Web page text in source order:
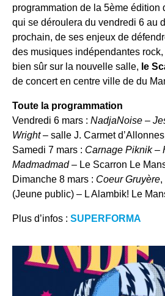
programmation de la 5ème édition
qui se déroulera du vendredi 6 au
prochain, de ses enjeux de
des musiques indépendantes
bien sûr sur la nouvelle salle, le
de concert en centre ville de du
Toute la programmation
Vendredi 6 mars : NadjaNoise –
Wright– salle J. Carmet d’Allonnes
Samedi 7 mars : Carnage Piknik–
Madmadmad– Le Scarron Le
Dimanche 8 mars : Coeur Gruyère,
(Jeune public) – L Alambik! Le
Plus d’infos : SUPERFORMA